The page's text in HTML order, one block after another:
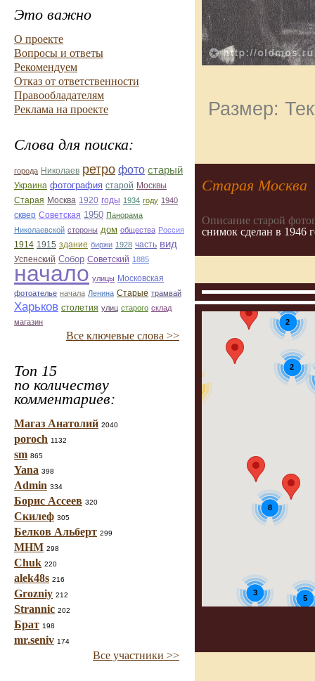
Это важно
О проекте
Вопросы и ответы
Рекомендуем
Отказ от ответственности
Правообладателям
Реклама на проекте
Слова для поиска:
города Николаев ретро фото старый
Украина фотография старой Москвы
Старая Москва 1920 годы 1934 году 1940
сквер Советская 1950 Панорама
Николаевской стороны дом общества Россия
1914 1915 здание биржи 1928 часть вид
Успенский Собор Советский 1885
начало улицы Московская
фотоателье начала Ленина Старые трамвай
Харьков столетия улиц старого склад
магазин
Все ключевые слова >>
Топ 15
по количеству
комментариев:
Магаз Анатолий 2040
poroch 1132
sm 865
Yana 398
Admin 334
Борис Ассеев 320
Скилеф 305
Белков Альберт 299
МНМ 298
Chuk 220
alek48s 216
Grozniy 212
Strannic 202
Брат 198
mr.seniv 174
Все участники >>
Размер:
Старая Москва
Описание старой
снимок сделан в 1946
8
5
2
3
2